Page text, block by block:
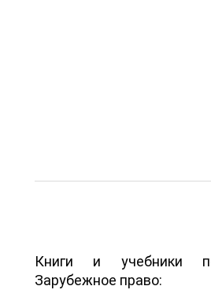
Книги и учебники
Зарубежное право: